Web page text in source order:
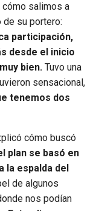
cómo salimos a
de su portero:
participación,
desde el inicio
bien. Tuvo una
sensacional,
tenemos dos
cómo buscó
plan se basó en
la espalda del
de algunos
nos podían